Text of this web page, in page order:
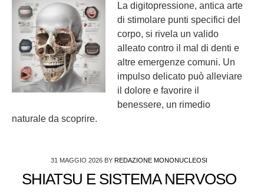
La digitopressione, antica arte
di stimolare punti specifici del
corpo, si rivela un valido
alleato contro il mal di denti e
altre emergenze comuni. Un
impulso delicato può alleviare
il dolore e favorire il
benessere, un rimedio
naturale da scoprire.
31 MAGGIO 2026 BY REDAZIONE MONONUCLEOSI
SHIATSU E SISTEMA NERVOSO